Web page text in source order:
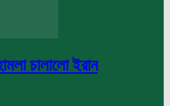
চালালো ইরান